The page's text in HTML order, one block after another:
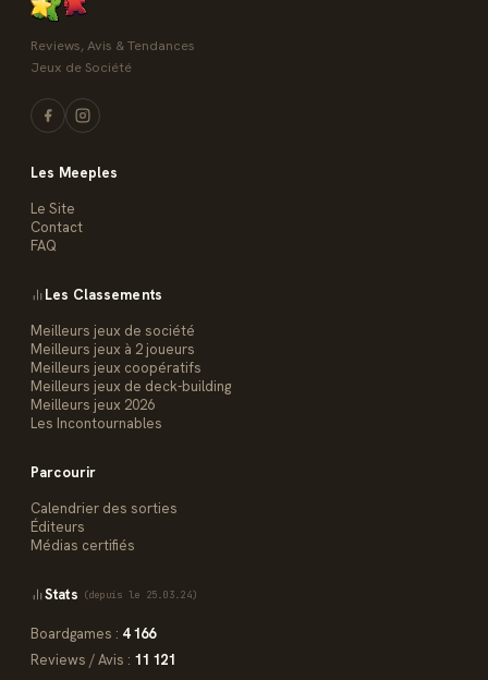
Reviews, Avis & Tendances
Jeux de Société
Les Meeples
Le Site
Contact
FAQ
Les Classements
Meilleurs jeux de société
Meilleurs jeux à 2 joueurs
Meilleurs jeux coopératifs
Meilleurs jeux de deck-building
Meilleurs jeux 2026
Les Incontournables
Parcourir
Calendrier des sorties
Éditeurs
Médias certifiés
Stats (depuis le 25.03.24)
Boardgames : 4 166
Reviews / Avis : 11 121